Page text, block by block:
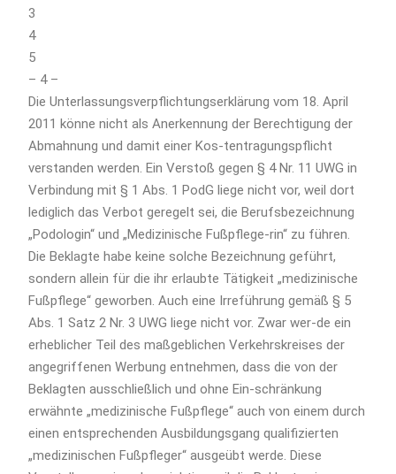
3
4
5
– 4 –
Die Unterlassungsverpflichtungserklärung vom 18. April
2011 könne nicht als Anerkennung der Berechtigung der
Abmahnung und damit einer Kos-tentragungspflicht
verstanden werden. Ein Verstoß gegen § 4 Nr. 11 UWG in
Verbindung mit § 1 Abs. 1 PodG liege nicht vor, weil dort
lediglich das Verbot geregelt sei, die Berufsbezeichnung
„Podologin“ und „Medizinische Fußpflege-rin“ zu führen.
Die Beklagte habe keine solche Bezeichnung geführt,
sondern allein für die ihr erlaubte Tätigkeit „medizinische
Fußpflege“ geworben. Auch eine Irreführung gemäß § 5
Abs. 1 Satz 2 Nr. 3 UWG liege nicht vor. Zwar wer-de ein
erheblicher Teil des maßgeblichen Verkehrskreises der
angegriffenen Werbung entnehmen, dass die von der
Beklagten ausschließlich und ohne Ein-schränkung
erwähnte „medizinische Fußpflege“ auch von einem durch
einen entsprechenden Ausbildungsgang qualifizierten
„medizinischen Fußpfleger“ ausgeübt werde. Diese